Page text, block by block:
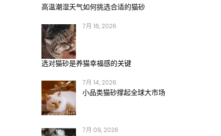
高温潮湿天气如何挑选合适的猫砂
7月 16, 2026
选对猫砂是养猫幸福感的关键
7月 14, 2026
小品类猫砂撑起全球大市场
7月 09, 2026